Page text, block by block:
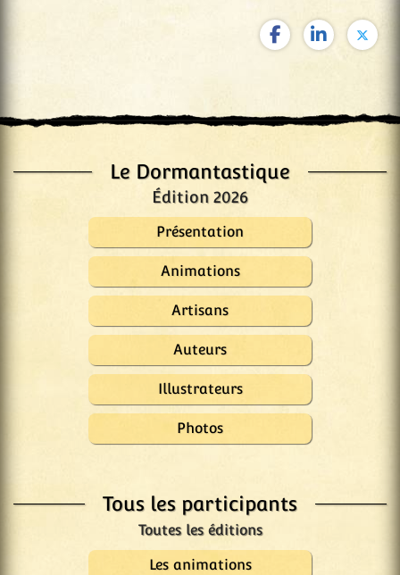
Le Dormantastique
Édition 2026
Présentation
Animations
Artisans
Auteurs
Illustrateurs
Photos
Tous les participants
Les animations